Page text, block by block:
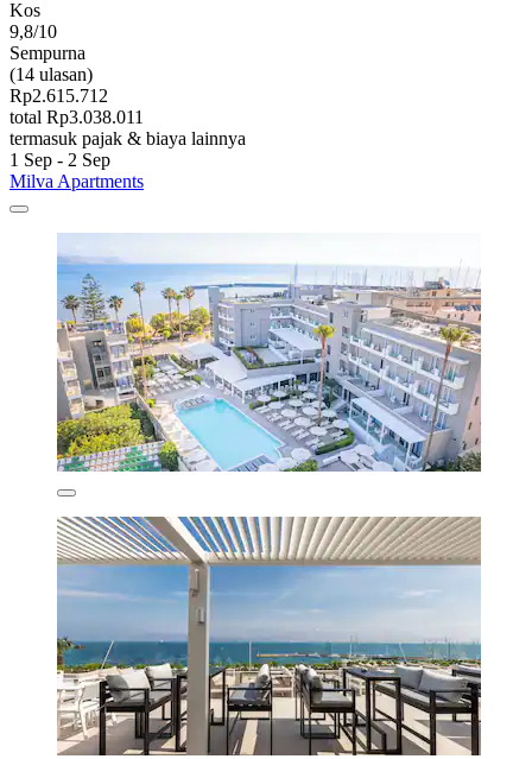
Kos
9,8/10
Sempurna
(14 ulasan)
Rp2.615.712
total Rp3.038.011
termasuk pajak & biaya lainnya
1 Sep - 2 Sep
Milva Apartments